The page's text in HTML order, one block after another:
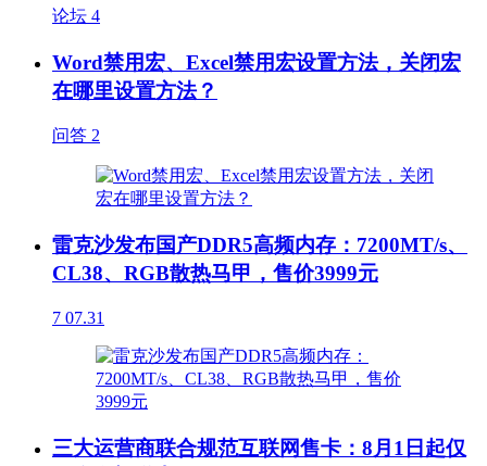
论坛 4
Word禁用宏、Excel禁用宏设置方法，关闭宏
在哪里设置方法？
问答 2
雷克沙发布国产DDR5高频内存：7200MT/s、
CL38、RGB散热马甲，售价3999元
7 07.31
三大运营商联合规范互联网售卡：8月1日起仅